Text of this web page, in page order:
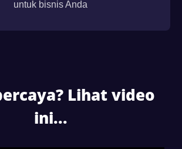
untuk bisnis Anda
Lihat video
ini...